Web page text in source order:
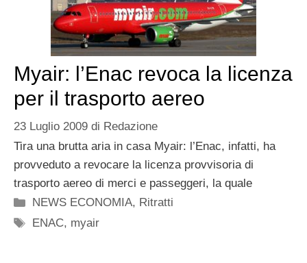
Myair: l’Enac revoca la licenza
per il trasporto aereo
23 Luglio 2009 di Redazione
Tira una brutta aria in casa Myair: l’Enac, infatti, ha
provveduto a revocare la licenza provvisoria di
trasporto aereo di merci e passeggeri, la quale
Categorie
NEWS ECONOMIA, Ritratti
Tag
ENAC, myair